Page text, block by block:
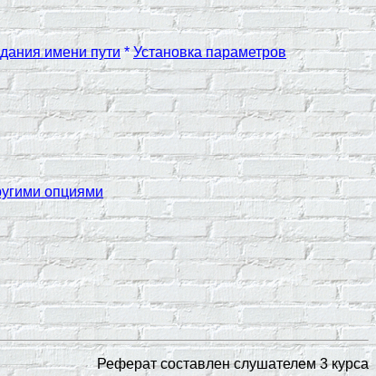
имени пути*Установка параметров
опциями
Реферат составлен слушателем 3 курса